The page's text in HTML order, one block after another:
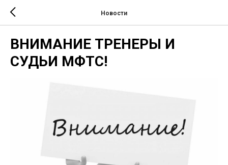
Новости
ВНИМАНИЕ ТРЕНЕРЫ И
СУДЬИ МФТС!